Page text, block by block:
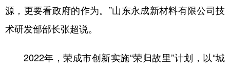
源，更要看政府的作为。”山东永成新材料有限公司技
术研发部部长张超说。
2022年，荣成市创新实施“荣归故里”计划，以“城